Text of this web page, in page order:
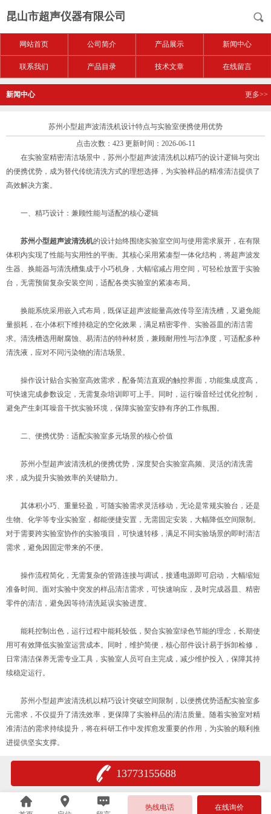
昆山市超声仪器有限公司
网站首页 公司简介 产品展示 新闻中心
联系我们 产品目录 技术文章 在线留言
新闻中心 更多>>
苏州小型超声波清洗机设计特点与实验室便携使用优势
点击次数：423 更新时间：2026-06-11
在实验室精密清洁场景中，苏州小型超声波清洗机以精巧的设计逻辑与突出
的便携优势，成为替代传统清洗方式的理想选择，为实验样品的精准清洁提供了
高效解决方案。
一、精巧设计：兼顾性能与适配的核心逻辑
苏州小型超声波清洗机的设计始终围绕实验室空间与使用需求展开，在有限
体积内实现了性能与实用性的平衡。其核心采用紧凑型一体化结构，将超声波发
生器、换能器与清洗槽集成于小巧机身，大幅缩减占用空间，可轻松放置于实验
台，无需预留复杂安装空间，适配各类实验室的紧凑布局。
换能系统采用嵌入式布局，既保证超声波能量高效传导至清洗槽，又避免能
量损耗，在小体积下维持稳定的空化效果，满足精密零件、实验器皿的清洁需
求。清洗槽选用耐腐蚀、易清洁的特种材质，兼顾耐用性与洁净度，可适配多种
清洗液，应对不同污染物的清洁场景。
操作设计贴合实验室高效需求，配备简洁直观的触控界面，功能集成度高，
可快速完成参数设定，无需复杂培训即可上手。同时，运行噪音经过优化控制，
避免产生刺耳噪音干扰实验环境，保障实验室安静有序的工作氛围。
二、便携优势：适配实验室多元场景的核心价值
苏州小型超声波清洗机的便携优势，深度契合实验室高频、灵活的清洗需
求，成为提升实验效率的关键助力。
其体积小巧、重量轻盈，可随实验需求灵活移动，无论是常规实验台，还是
生物、化学等专业实验室，都能便捷安置，无需固定安装，大幅降低空间限制。
对于需要跨实验室协作的实验项目，可快速转移，满足不同实验场景的即时清洁
需求，避免因固定带来的不便。
操作流程简化，无需复杂的管路连接与调试，接通电源即可启动，大幅缩短
准备时间。面对实验中突发的样品清洁需求，可快速响应，及时完成器皿、精密
零件的清洁，避免因等待清洗延误实验进度。
能耗控制出色，运行过程中能耗较低，契合实验室绿色节能的理念，长期使
用可有效降低实验室运营成本。同时，维护简便，核心部件设计易于拆卸检修，
日常清洁保养无需专业工具，实验室人员可自主完成，减少维护投入，保障其持
续稳定运行。
苏州小型超声波清洗机以精巧设计突破空间限制，以便携优势适配实验室多
元需求，不仅提升了清洗效率，更保障了实验样品的清洁质量。随着实验室对精
准清洁的需求持续提升，将在科研工作中发挥愈发重要的作用，为实验的顺利推
进提供坚实支撑。
13773155688
热线电话 在线询价